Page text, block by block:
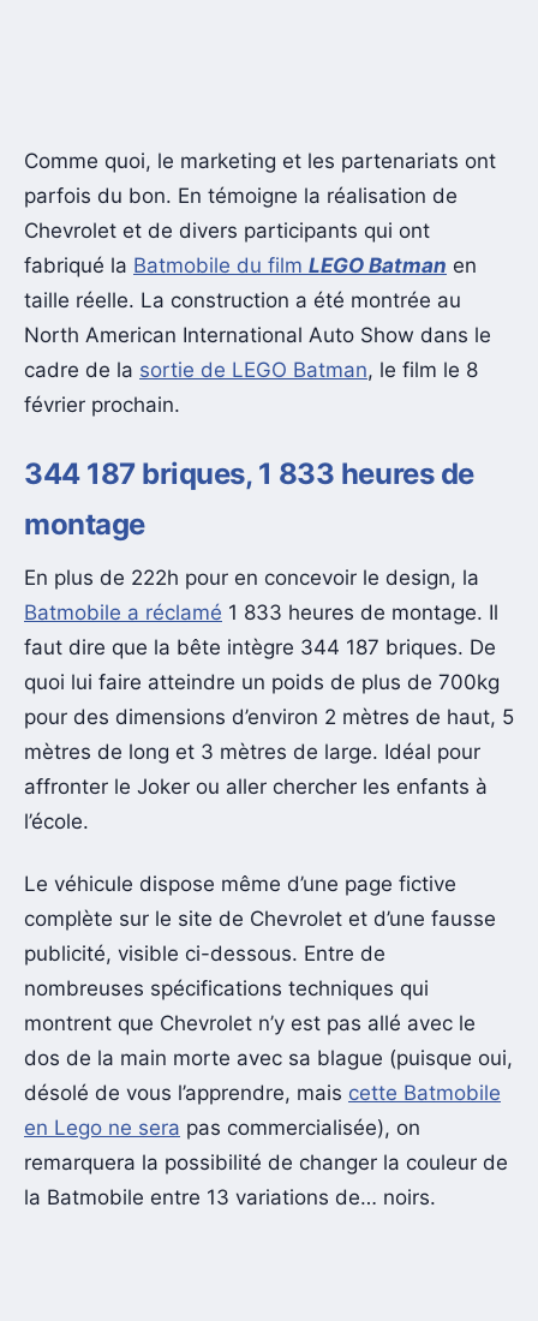
Comme quoi, le marketing et les partenariats ont
parfois du bon. En témoigne la réalisation de
Chevrolet et de divers participants qui ont
fabriqué la Batmobile du film LEGO Batman en
taille réelle. La construction a été montrée au
North American International Auto Show dans le
cadre de la sortie de LEGO Batman, le film le 8
février prochain.
344 187 briques, 1 833 heures de
montage
En plus de 222h pour en concevoir le design, la
Batmobile a réclamé 1 833 heures de montage. Il
faut dire que la bête intègre 344 187 briques. De
quoi lui faire atteindre un poids de plus de 700kg
pour des dimensions d’environ 2 mètres de haut, 5
mètres de long et 3 mètres de large. Idéal pour
affronter le Joker ou aller chercher les enfants à
l’école.
Le véhicule dispose même d’une page fictive
complète sur le site de Chevrolet et d’une fausse
publicité, visible ci-dessous. Entre de
nombreuses spécifications techniques qui
montrent que Chevrolet n’y est pas allé avec le
dos de la main morte avec sa blague (puisque oui,
désolé de vous l’apprendre, mais cette Batmobile
en Lego ne sera pas commercialisée), on
remarquera la possibilité de changer la couleur de
la Batmobile entre 13 variations de… noirs.